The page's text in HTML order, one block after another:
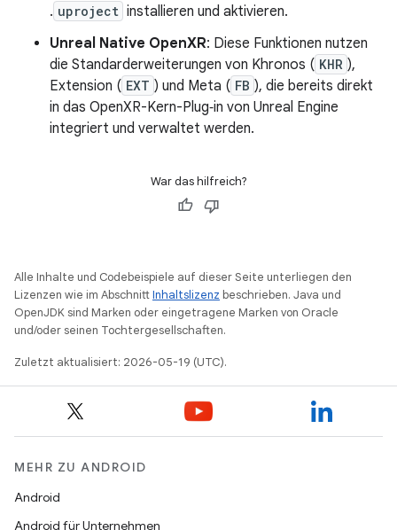
. uproject installieren und aktivieren.
Unreal Native OpenXR: Diese Funktionen nutzen
die Standarderweiterungen von Khronos ( KHR ),
Extension ( EXT ) und Meta ( FB ), die bereits direkt
in das OpenXR-Kern-Plug‑in von Unreal Engine
integriert und verwaltet werden.
War das hilfreich?
Alle Inhalte und Codebeispiele auf dieser Seite unterliegen den
Lizenzen wie im AbschnittInhaltslizenz beschrieben. Java und
OpenJDK sind Marken oder eingetragene Marken von Oracle
und/oder seinen Tochtergesellschaften.
Zuletzt aktualisiert: 2026-05-19 (UTC).
MEHR ZU ANDROID
Android
Android für Unternehmen